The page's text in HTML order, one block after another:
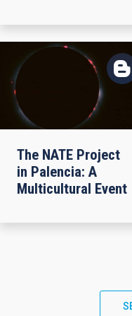
The NATE Project
in Palencia: A
Multicultural Event